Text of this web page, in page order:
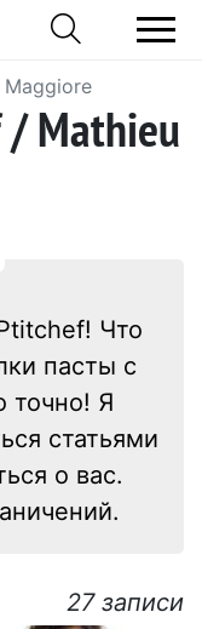
Maggiore
Mathieu
Что
пасты с
точно! Я
статьями
о вас.
27 записи